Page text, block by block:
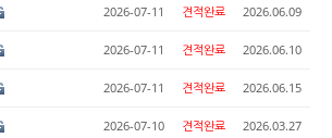
2026-07-11 견적완료 2026.06.09
2026-07-11 견적완료 2026.06.10
2026-07-11 견적완료 2026.06.15
2026-07-10 견적완료 2026.03.27